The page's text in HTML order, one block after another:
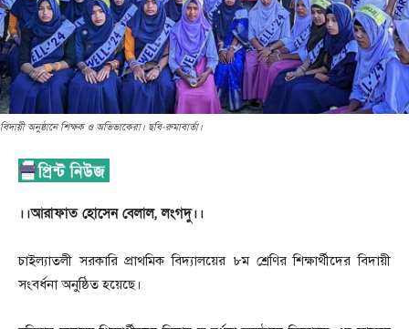
বিদায়ী অনুষ্ঠানে শিক্ষক ও অভিভাকেরা। ছবি-রুমাবার্তা।
।।আরাফাত হোসেন বেলাল, লংগদু।।
চাইল্যাতলী সরকারি প্রাথমিক বিদ্যালয়ের ৮ম শ্রেণির শিক্ষার্থীদের বিদায়ী
সংবর্ধনা অনুষ্ঠিত হয়েছে।